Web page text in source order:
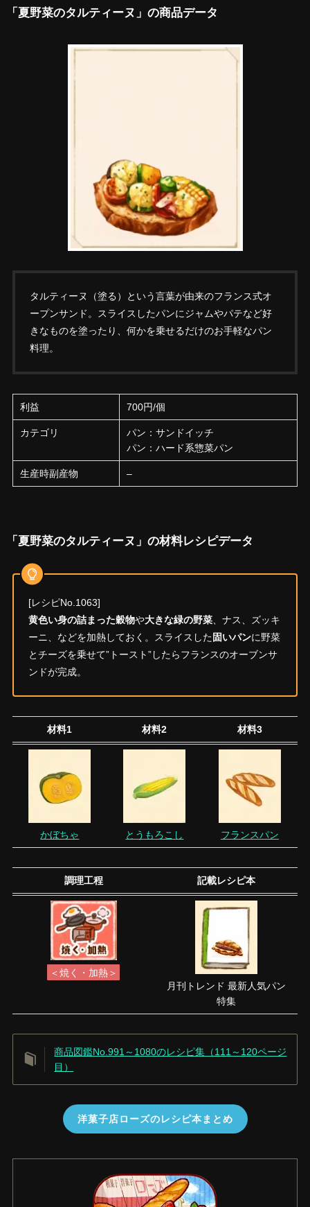
「夏野菜のタルティーヌ」の商品データ
タルティーヌ（塗る）という言葉が由来のフランス式オ
ープンサンド。スライスしたパンにジャムやパテなど好
きなものを塗ったり、何かを乗せるだけのお手軽なパン
料理。
利益 700円/個
カテゴリ
パン：サンドイッチ
パン：ハード系惣菜パン
生産時副産物 –
「夏野菜のタルティーヌ」の材料レシピデータ
[レシピNo.1063]
黄色い身の詰まった穀物や大きな緑の野菜、ナス、ズッキ
ーニ、などを加熱しておく。スライスした固いパンに野菜
とチーズを乗せて”トースト”したらフランスのオーブンサ
ンドが完成。
材料1 材料2 材料3
かぼちゃ とうもろこし フランスパン
調理工程 記載レシピ本
＜焼く・加熱＞
月刊トレンド 最新人気パン
特集
商品図鑑No.991～1080のレシピ集（111～120ページ
目）
洋菓子店ローズのレシピ本まとめ